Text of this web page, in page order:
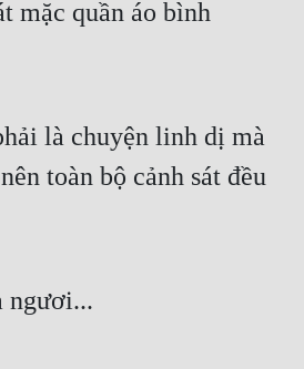
mặc quần áo bình
là chuyện linh dị mà
toàn bộ cảnh sát đều
ngươi...